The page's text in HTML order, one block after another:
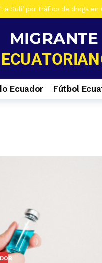
Suli’ por tráfico de droga en
de tránsito en el ingreso
comercializar productos
armas en La Troncal. Hay
cuida la vida silvestre del
Ecuador Fútbol